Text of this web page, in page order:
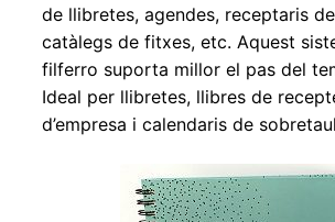
de llibretes, agendes, receptaris
catàlegs de fitxes, etc. Aquest
filferro suporta millor el pas del
Ideal per llibretes, llibres de
d’empresa i calendaris de